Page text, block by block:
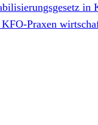
in
Praxen